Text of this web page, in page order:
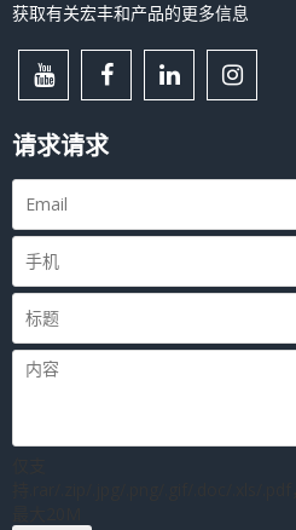
获取有关宏丰和产品的更多信息
请求请求